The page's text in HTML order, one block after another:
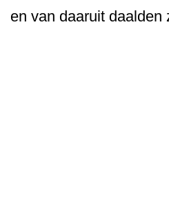
en van daaruit daalden